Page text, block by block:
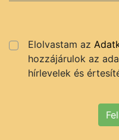
Elolvastam az
hozzájárulok az
hírlevelek és